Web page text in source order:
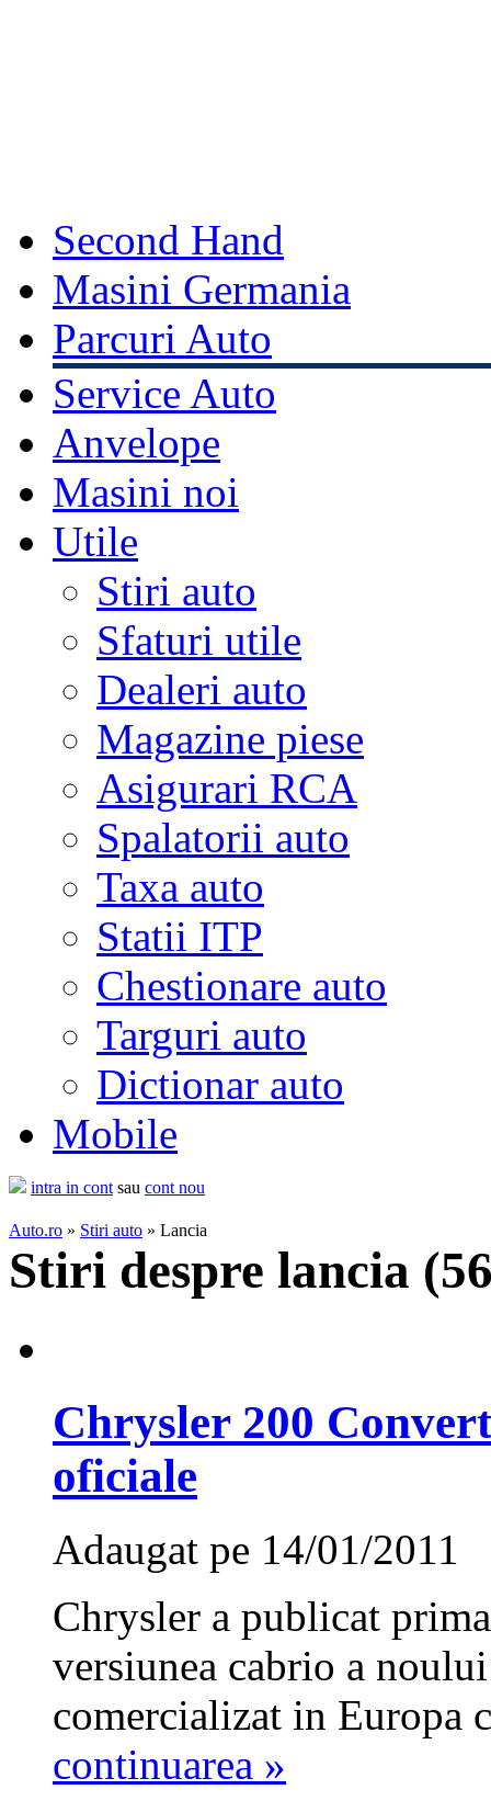
Second Hand
Masini Germania
Parcuri Auto
Service Auto
Anvelope
Masini noi
Utile
Stiri auto
Sfaturi utile
Dealeri auto
Magazine piese
Asigurari RCA
Spalatorii auto
Taxa auto
Statii ITP
Chestionare auto
Targuri auto
Dictionar auto
Mobile
intra in cont sau cont nou
Auto.ro » Stiri auto » Lancia
Stiri despre lancia (
Chrysler 200
oficiale
Adaugat pe 14/01/2011
Chrysler a publicat
versiunea cabrio a
comercializat in Europa
continuarea »